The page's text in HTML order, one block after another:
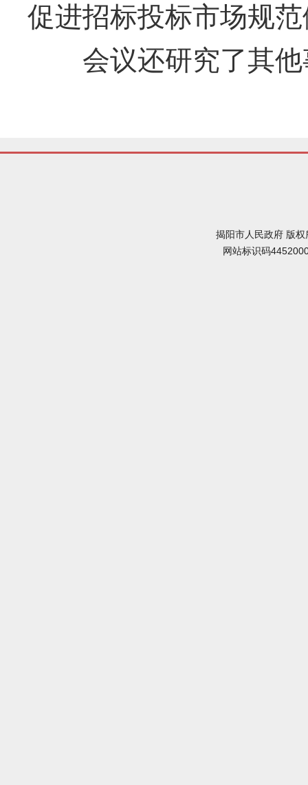
促进招标投标市场规
会议还研究了其他
揭阳市人民政府 版
网站标识码